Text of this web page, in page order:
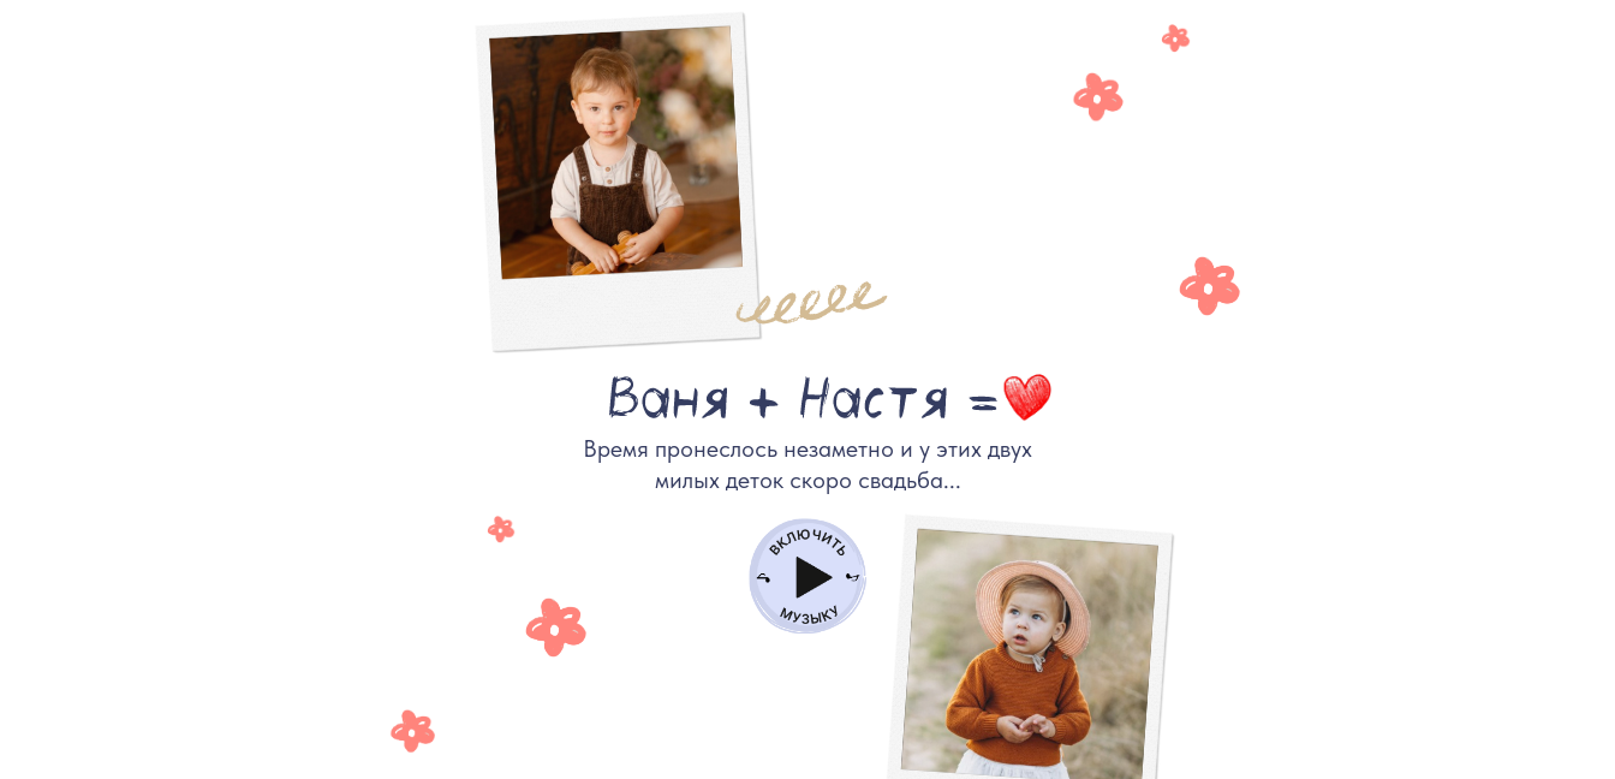
Время пронеслось незаметно и у этих двух
милых деток скоро свадьба...